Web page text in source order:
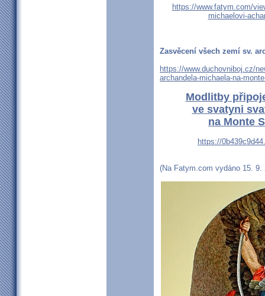
https://www.fatym.com/
michaelovi-
Zasvěcení všech zemí sv.
https://www.duchovniboj.cz/
archandela-michaela-na-
Modlitby
ve svatyni
na Monte
https://
(Na Fatym.com vydáno 15.